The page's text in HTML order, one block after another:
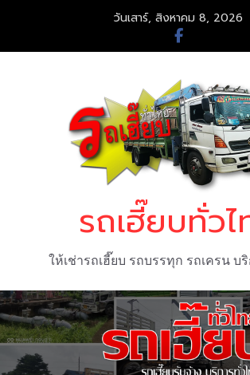
content
วันเสาร์, สิงหาคม 8, 2026
รถเฮี๊ยบทั่ว
ให้เช่ารถเฮี๊ยบ รถบรรทุก รถเครน บ